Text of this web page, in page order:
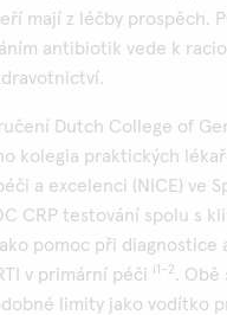
mají z léčby prospěch.
antibiotik vede k
Dutch College of
kolegia praktických
a excelenci (NICE) ve
CRP testování spolu s
pomoc při diagnostice
v primární péči i1-2. Obě
limity jako vodítko